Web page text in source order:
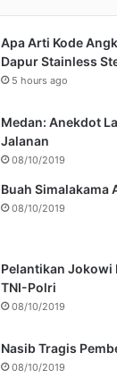
Apa Arti Kode
Dapur Stainless
5 hours ago
Medan: Anekdot
Jalanan
08/10/2019
Buah Simalakama
08/10/2019
Pelantikan Jokowi
TNI-Polri
08/10/2019
Nasib Tragis
08/10/2019